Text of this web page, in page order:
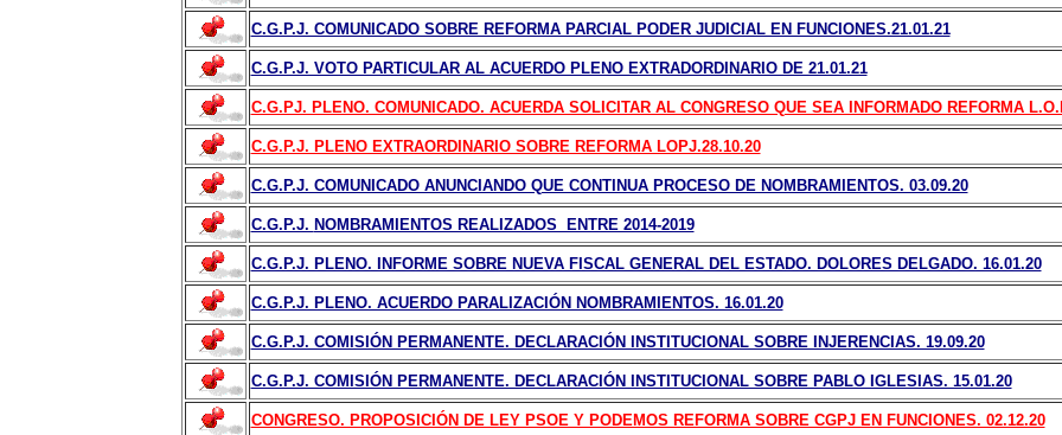
C.G.P.J. COMUNICADO SOBRE REFORMA PARCIAL PODER JUDICIAL EN FUNCIONES.21.01.21
C.G.P.J. VOTO PARTICULAR AL ACUERDO PLENO EXTRADORDINARIO DE 21.01.21
C.G.PJ. PLENO. COMUNICADO. ACUERDA SOLICITAR AL CONGRESO QUE SEA INFORMADO REFORMA
C.G.P.J. PLENO EXTRAORDINARIO SOBRE REFORMA LOPJ.28.10.20
C.G.P.J. COMUNICADO ANUNCIANDO QUE CONTINUA PROCESO DE NOMBRAMIENTOS. 03.09.20
C.G.P.J. NOMBRAMIENTOS REALIZADOS ENTRE 2014-2019
C.G.P.J. PLENO. INFORME SOBRE NUEVA FISCAL GENERAL DEL ESTADO. DOLORES DELGADO. 16.01.20
C.G.P.J. PLENO. ACUERDO PARALIZACIÓN NOMBRAMIENTOS. 16.01.20
C.G.P.J. COMISIÓN PERMANENTE. DECLARACIÓN INSTITUCIONAL SOBRE INJERENCIAS. 19.09.20
C.G.P.J. COMISIÓN PERMANENTE. DECLARACIÓN INSTITUCIONAL SOBRE PABLO IGLESIAS. 15.01.20
CONGRESO. PROPOSICIÓN DE LEY PSOE Y PODEMOS REFORMA SOBRE CGPJ EN FUNCIONES. 02.12.20